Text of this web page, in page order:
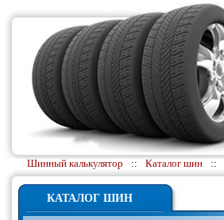
Шинный калькулятор :: Каталог шин ::
КАТАЛОГ ШИН